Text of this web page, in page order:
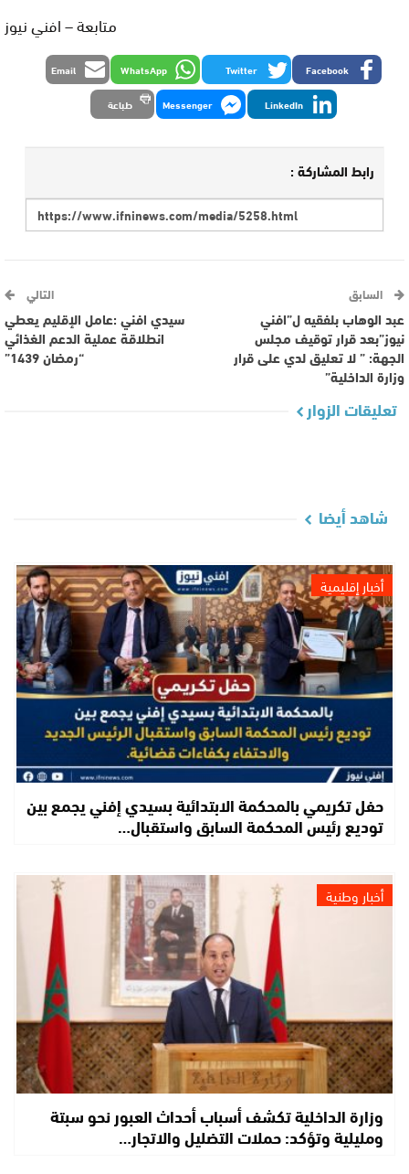
متابعة – افني نيوز
Facebook
Twitter
WhatsApp
Email
LinkedIn
Messenger طباعة
رابط المشاركة :
السابق
عبد الوهاب بلفقيه ل”افني
نيوز”بعد قرار توقيف مجلس
الجهة: ” لا تعليق لدي على قرار
وزارة الداخلية”
التالي
سيدي افني :عامل الإقليم يعطي
انطلاقة عملية الدعم الغذائي
“رمضان 1439”
تعليقات الزوار
شاهد أيضا
أخبار إقليمية
حفل تكريمي بالمحكمة الابتدائية بسيدي إفني يجمع بين
توديع رئيس المحكمة السابق واستقبال…
أخبار وطنية
وزارة الداخلية تكشف أسباب أحداث العبور نحو سبتة
ومليلية وتؤكد: حملات التضليل والاتجار…